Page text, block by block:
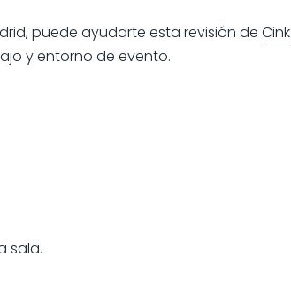
puede ayudarte esta revisión de Cink
y entorno de evento.
sala.